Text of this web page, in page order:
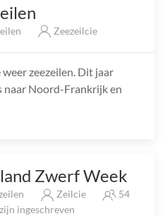
Zeezeilcie
zeezeilen. Dit jaar
naar Noord-Frankrijk en
Zwerf Week
Zeilcie
54
ingeschreven